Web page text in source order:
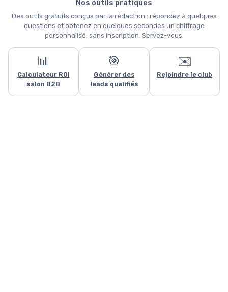
Nos outils pratiques
Des outils gratuits conçus par la rédaction : répondez à quelques
questions et obtenez en quelques secondes un chiffrage
personnalisé, sans inscription. Servez-vous.
📊
Calculateur ROI
salon B2B
🎯
Générer des
leads qualifiés
✉️
Rejoindre le club